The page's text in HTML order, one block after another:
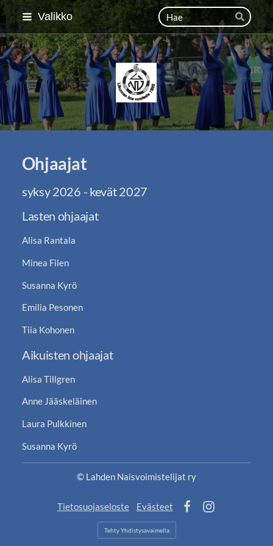
Siirry
sivun
sisältöön
Valikko Haku
Hae
Lahden
Ohjaajat
syksy 2026 - kevät 2027
Lasten ohjaajat
Alisa Rantala
Minea Filen
Susanna Kyrö
Emilia Pesonen
Tiia Kohonen
Aikuisten ohjaajat
Alisa Tillgren
Anne Jääskeläinen
Laura Pulkkinen
Susanna Kyrö
© Lahden Naisvoimistelijat ry
Tietosuojaseloste
Evästeet
Tehty Yhdistysavaimella